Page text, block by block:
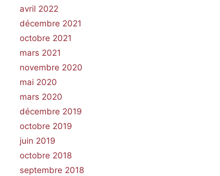
avril 2022
décembre 2021
octobre 2021
mars 2021
novembre 2020
mai 2020
mars 2020
décembre 2019
octobre 2019
juin 2019
octobre 2018
septembre 2018